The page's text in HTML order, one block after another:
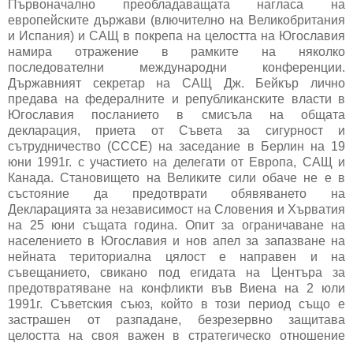
Първоначално преобладаващата нагласа на
европейските държави (влючително на Великобритания
и Испания) и САЩ в покрепа на целостта на Югославия
намира отражение в рамките на няколко
последователни международни конференции.
Държавният секретар на САЩ Дж. Бейкър лично
предава на федералните и републиканските власти в
Югославия посланието в смисъла на общата
декларация, приета от Съвета за сигурност и
сътрудничество (СССЕ) на заседание в Берлин на 19
юни 1991г. с участието на делегати от Европа, САЩ и
Канада. Становището на Великите сили обаче не е в
състояние да предотврати обявяването на
Декларацията за независимост на Словения и Хърватия
на 25 юни същата година. Опит за ограничаване на
населението в Югославия и нов апел за запазване на
нейната териториална цялост е направен и на
съвещанието, свикано под егидата на Центъра за
предотвратяване на конфликти във Виена на 2 юли
1991г. Съветския съюз, който в този период също е
застрашен от разпадане, безрезервно защитава
целостта на своя важен в стратегическо отношение